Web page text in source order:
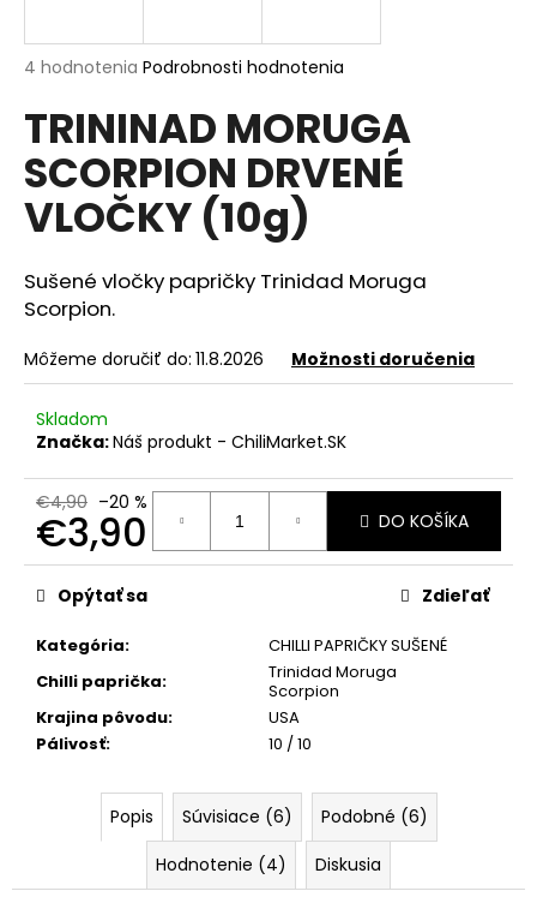
Priemerné
produktu
4,8
z
5
hviezdičiek.
4 hodnotenia Podrobnosti hodnotenia
TRININAD MORUGA
SCORPION DRVENÉ
VLOČKY (10g)
Sušené vločky papričky Trinidad Moruga
Scorpion.
Môžeme doručiť do: 11.8.2026 Možnosti doručenia
Skladom
Značka:Náš produkt - ChiliMarket.SK
€4,90 –20 %
€3,90
Jednotková
cena:
DO KOŠÍKA
Kategória:
CHILLI PAPRIČKY SUŠENÉ
Chilli paprička:
Trinidad Moruga
Scorpion
Krajina pôvodu:
USA
Pálivosť: 10 / 10
Opýtať sa Zdieľať
Popis Súvisiace (6)
Podobné (6)
Hodnotenie (4)
Diskusia
j
ť
?
HĽADAŤ
O
d
p
r
ú
č
a
m
ŽIARUVZDORNÉ
OCHRANNÉ
KUCHYNSKÉ
RUKAVICE
GRILOVANIE